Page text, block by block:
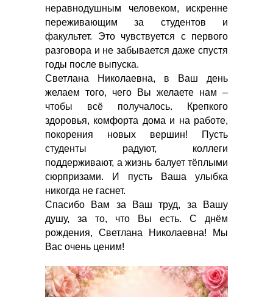
неравнодушным человеком, искренне
переживающим за студентов и
факультет. Это чувствуется с первого
разговора и не забывается даже спустя
годы после выпуска.
Светлана Николаевна, в Ваш день
желаем того, чего Вы желаете нам –
чтобы всё получалось. Крепкого
здоровья, комфорта дома и на работе,
покорения новых вершин! Пусть
студенты радуют, коллеги
поддерживают, а жизнь балует тёплыми
сюрпризами. И пусть Ваша улыбка
никогда не гаснет.
Спасибо Вам за Ваш труд, за Вашу
душу, за то, что Вы есть. С днём
рождения, Светлана Николаевна! Мы
Вас очень ценим!​